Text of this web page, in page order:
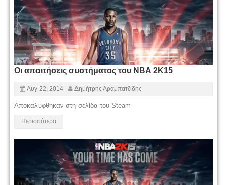
Οι απαιτήσεις συστήματος του NBA 2K15
Αυγ 22, 2014 Δημήτρης Αραμπατζίδης
Αποκαλύφθηκαν στη σελίδα του Steam
Περισσότερα